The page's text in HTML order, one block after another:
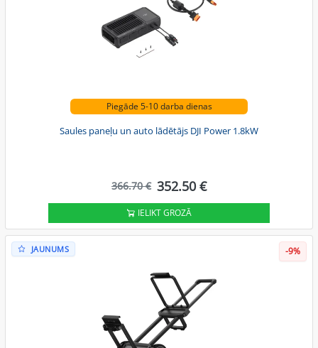
Piegāde 5-10 darba dienas
Saules paneļu un auto lādētājs DJI Power 1.8kW
366.70 € 352.50 €
IELIKT GROZĀ
JAUNUMS -9%